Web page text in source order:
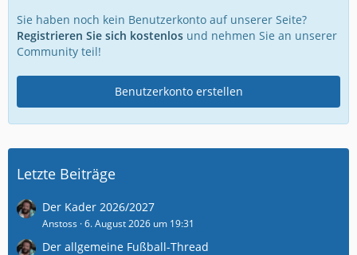
Sie haben noch kein Benutzerkonto auf unserer Seite?
Registrieren Sie sich kostenlos und nehmen Sie an unserer
Community teil!
Benutzerkonto erstellen
Letzte Beiträge
Der Kader 2026/2027
Anstoss 6. August 2026 um 19:31
Der allgemeine Fußball-Thread